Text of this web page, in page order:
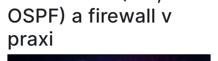
OSPF) a firewall v
praxi